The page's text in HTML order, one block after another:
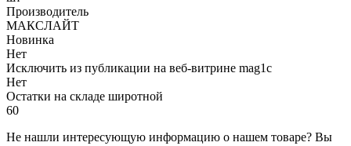
Производитель
МАКСЛАЙТ
Новинка
Нет
Исключить из публикации на веб-витрине mag1c
Нет
Остатки на складе широтной
60
Не нашли интересующую информацию о нашем товаре? Вы